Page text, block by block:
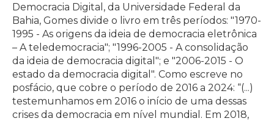
Democracia Digital, da Universidade Federal da
Bahia, Gomes divide o livro em três períodos: "1970-
1995 - As origens da ideia de democracia eletrônica
– A teledemocracia"; "1996-2005 - A consolidação
da ideia de democracia digital"; e "2006-2015 - O
estado da democracia digital". Como escreve no
posfácio, que cobre o período de 2016 a 2024: “(...)
testemunhamos em 2016 o início de uma dessas
crises da democracia em nível mundial. Em 2018,